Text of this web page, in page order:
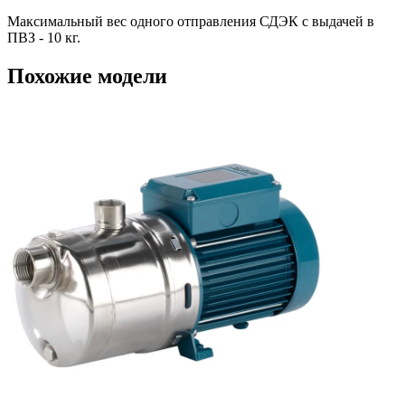
Максимальный вес одного отправления СДЭК с выдачей в
ПВЗ - 10 кг.
Похожие модели